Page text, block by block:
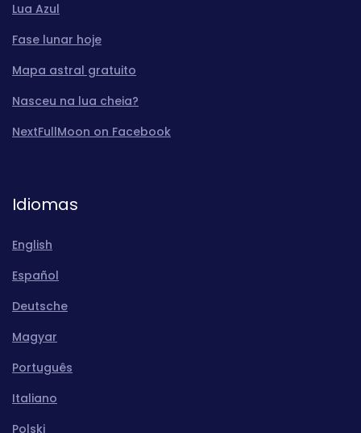
Lua Azul
Fase lunar hoje
Mapa astral gratuito
Nasceu na lua cheia?
NextFullMoon on Facebook
Idiomas
English
Español
Deutsche
Magyar
Português
Italiano
Polski